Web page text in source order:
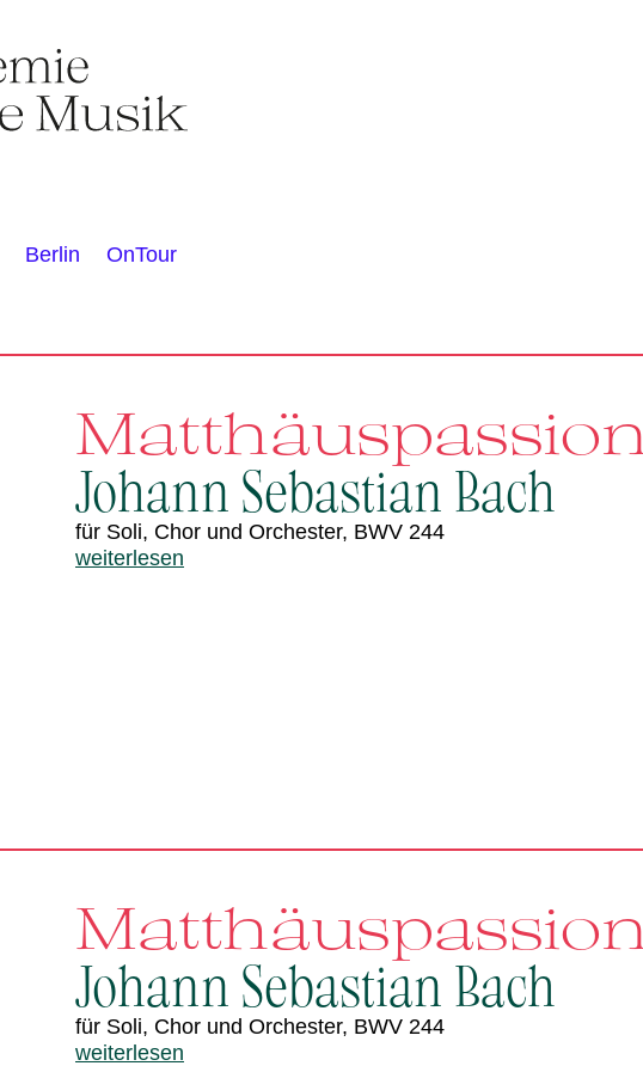
Berlin OnTour
Matthäuspassion
Johann Sebastian Bach
für Soli, Chor und Orchester, BWV 244
weiterlesen
Matthäuspassion
Johann Sebastian Bach
für Soli, Chor und Orchester, BWV 244
weiterlesen